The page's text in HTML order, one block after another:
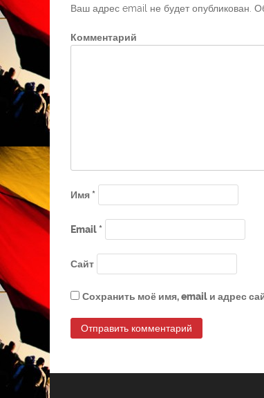
Ваш адрес email не будет опубликован.
Комментарий
Имя*
Email*
Сайт
Сохранить моё имя, email и адрес